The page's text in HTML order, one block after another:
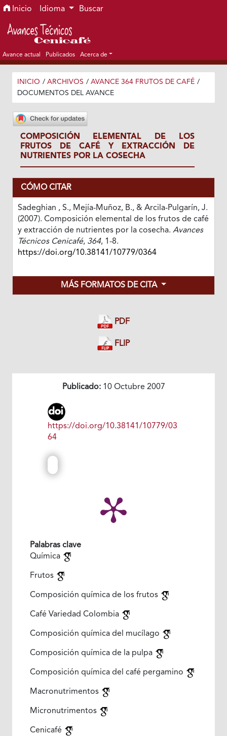
Ir al menú de navegación principal
Ir al contenido principal
Ir al pie de página del sitio
Inicio Idioma Buscar
Avance actual Publicados Acerca de
INICIO / ARCHIVOS / AVANCE 364 FRUTOS DE CAFÉ /
DOCUMENTOS DEL AVANCE
COMPOSICIÓN ELEMENTAL DE LOS
FRUTOS DE CAFÉ Y EXTRACCIÓN DE
NUTRIENTES POR LA COSECHA
CÓMO CITAR
Sadeghian , S., Mejía-Muñoz, B., & Arcila-Pulgarín, J.
(2007). Composición elemental de los frutos de café
y extracción de nutrientes por la cosecha. Avances
Técnicos Cenicafé, 364, 1-8.
https://doi.org/10.38141/10779/0364
MÁS FORMATOS DE CITA
PDF
FLIP
Publicado:10 Octubre 2007
https://doi.org/10.38141/10779/03
64
Palabras clave
Química
Frutos
Composición química de los frutos
Café Variedad Colombia
Composición química del mucílago
Composición química de la pulpa
Composición química del café pergamino
Macronutrimentos
Micronutrimentos
Cenicafé